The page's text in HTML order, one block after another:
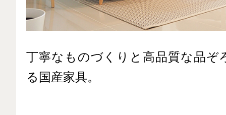
丁寧なものづくりと高品質な品ぞ
る国産家具。